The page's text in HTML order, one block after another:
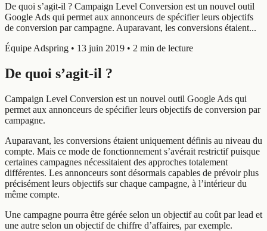
De quoi s’agit-il ? Campaign Level Conversion est un nouvel outil
Google Ads qui permet aux annonceurs de spécifier leurs objectifs
de conversion par campagne. Auparavant, les conversions étaient...
Équipe Adspring • 13 juin 2019 • 2 min de lecture
De quoi s’agit-il ?
Campaign Level Conversion est un nouvel outil Google Ads qui
permet aux annonceurs de spécifier leurs objectifs de conversion par
campagne.
Auparavant, les conversions étaient uniquement définis au niveau du
compte. Mais ce mode de fonctionnement s’avérait restrictif puisque
certaines campagnes nécessitaient des approches totalement
différentes. Les annonceurs sont désormais capables de prévoir plus
précisément leurs objectifs sur chaque campagne, à l’intérieur du
même compte.
Une campagne pourra être gérée selon un objectif au coût par lead et
une autre selon un objectif de chiffre d’affaires, par exemple.